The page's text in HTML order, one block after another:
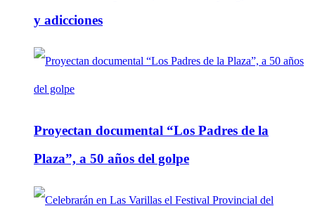
y adicciones
Proyectan documental “Los Padres de la
Plaza”, a 50 años del golpe